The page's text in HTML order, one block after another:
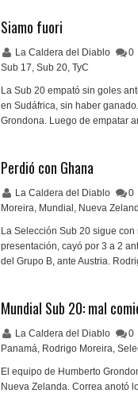
Siamo fuori
La Caldera del Diablo 0
Sub 17, Sub 20, TyC
La Sub 20 empató sin goles
en Sudáfrica, sin haber
Grondona. Luego de empatar
Perdió con Ghana
La Caldera del Diablo 0
Moreira, Mundial , Nueva
La Selección Sub 20 sigue
presentación, cayó por 3 a 2
del Grupo B, ante Austria.
Mundial Sub 20: mal
La Caldera del Diablo 0
Panamá, Rodrigo Moreira,
El equipo de Humberto
Nueva Zelanda. Correa anotó